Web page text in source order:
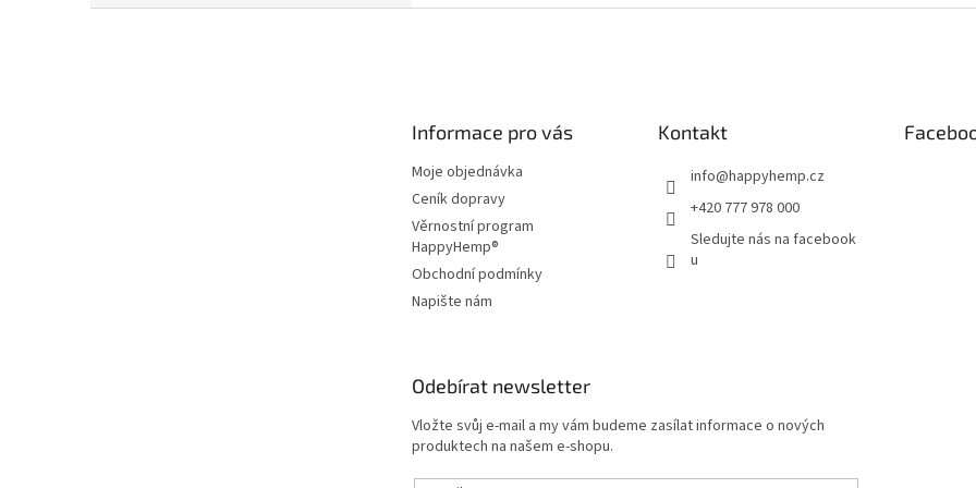
Informace pro vás
Moje objednávka
Ceník dopravy
Věrnostní program
HappyHemp®
Obchodní podmínky
Napište nám
Kontakt
info@happyhemp.cz
+420 777 978 000
Sledujte nás na facebook
u
Odebírat newsletter
Vložte svůj e-mail a my vám budeme zasílat informace o nových
produktech na našem e-shopu.